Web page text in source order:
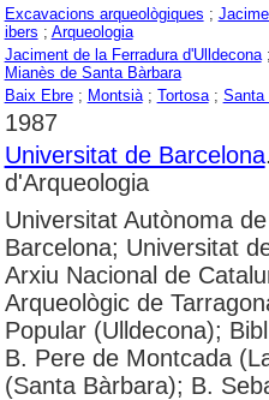
Excavacions arqueològiques ;
ibers ; Arqueologia
Jaciment de la Ferradura d'Ulldecona
Mianès de Santa Bàrbara
Baix Ebre; Montsià; Tortosa; Santa
1987
Universitat de Barcelona
d'Arqueologia
Universitat Autònoma
Barcelona; Universitat
Arxiu Nacional de
Arqueològic de
Popular (Ulldecona);
B. Pere de Montcada
(Santa Bàrbara); B.